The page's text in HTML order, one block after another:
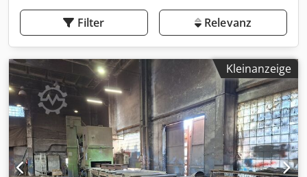
Filter Relevanz
Kleinanzeige